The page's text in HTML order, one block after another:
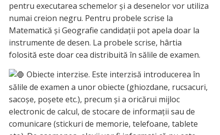
pentru executarea schemelor și a desenelor vor utiliza
numai creion negru. Pentru probele scrise la
Matematică și Geografie candidații pot apela doar la
instrumente de desen. La probele scrise, hârtia
folosită este doar cea distribuită în sălile de examen.
Obiecte interzise. Este interzisă introducerea în
sălile de examen a unor obiecte (ghiozdane, rucsacuri,
sacoșe, poșete etc.), precum și a oricărui mijloc
electronic de calcul, de stocare de informații sau de
comunicare (stickuri de memorie, telefoane, tablete